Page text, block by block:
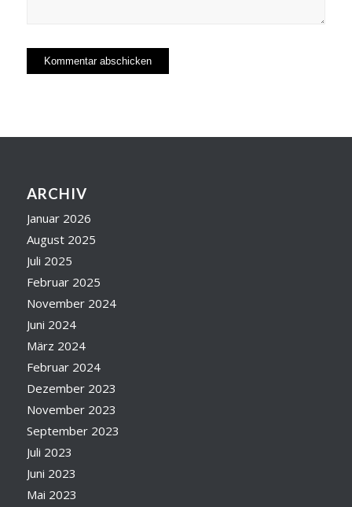
ARCHIV
Januar 2026
August 2025
Juli 2025
Februar 2025
November 2024
Juni 2024
März 2024
Februar 2024
Dezember 2023
November 2023
September 2023
Juli 2023
Juni 2023
Mai 2023